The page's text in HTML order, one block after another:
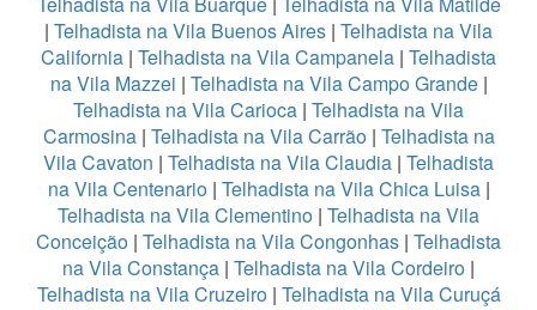
| Telhadista na Vila Buenos Aires | Telhadista na Vila
California | Telhadista na Vila Campanela | Telhadista
na Vila Mazzei | Telhadista na Vila Campo Grande|
Telhadista na Vila Carioca | Telhadista na Vila
Carmosina| Telhadista na Vila Carrão| Telhadista na
Vila Cavaton | Telhadista na Vila Claudia | Telhadista
na Vila Centenario| Telhadista na Vila Chica Luisa |
Telhadista na Vila Clementino | Telhadista na Vila
Conceição | Telhadista na Vila Congonhas | Telhadista
na Vila Constança | Telhadista na Vila Cordeiro |
Telhadista na Vila Cruzeiro | Telhadista na Vila Curuçá